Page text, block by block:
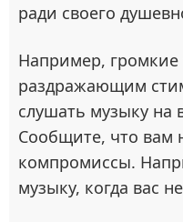
ради своего
Например, громкие
раздражающим
слушать музыку на
Сообщите, что вам
компромиссы.
музыку, когда вас